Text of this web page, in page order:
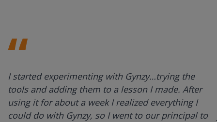
I started experimenting with Gynzy…trying the
tools and adding them to a lesson I made. After
using it for about a week I realized everything I
could do with Gynzy, so I went to our principal to